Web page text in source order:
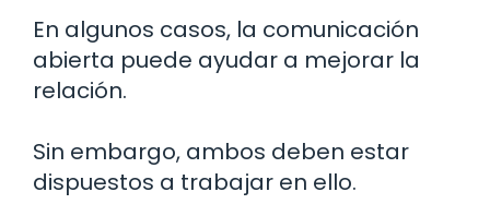
En algunos casos, la comunicación
abierta puede ayudar a mejorar la
relación.
Sin embargo, ambos deben estar
dispuestos a trabajar en ello.